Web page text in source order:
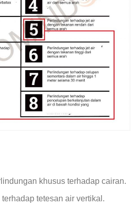
khusus terhadap cairan.
terhadap tetesan air vertikal.